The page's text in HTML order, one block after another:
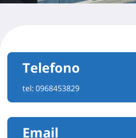
Telefono
tel: 0968453829
Email